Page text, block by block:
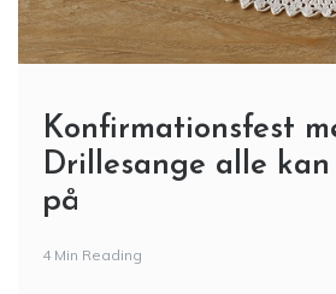
Konfirmationsfest
Drillesange alle kan
på
4 Min Reading